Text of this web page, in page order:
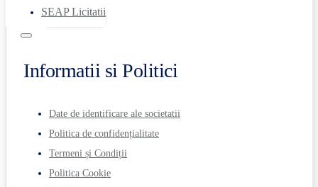
SEAP Licitatii
Informatii si Politici
Date de identificare ale societatii
Politica de confidențialitate
Termeni și Condiții
Politica Cookie